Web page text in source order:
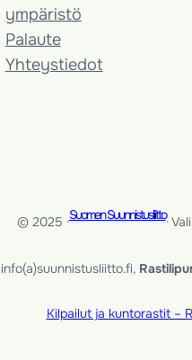
ympäristö
Palaute
Yhteystiedot
© 2025 ·Suomen Suunnistusliitto·
info(a)suunnistusliitto.fi,
Kilpailut ja kuntorastit –